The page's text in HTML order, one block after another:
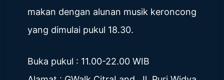
makan dengan alunan musik keroncong
yang dimulai pukul 18.30.
Buka pukul : 11.00-22.00 WIB